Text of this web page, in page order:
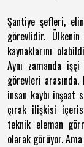
Şantiye şefleri,
görevlidir.
kaynaklarını
Aynı zamanda
görevleri
insan kaybı inşaat
çırak ilişkisi
teknik eleman
olarak görüyor.